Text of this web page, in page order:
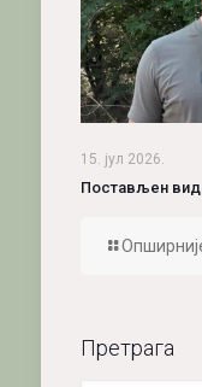
15. јул 2026.
Постављен
Претрага